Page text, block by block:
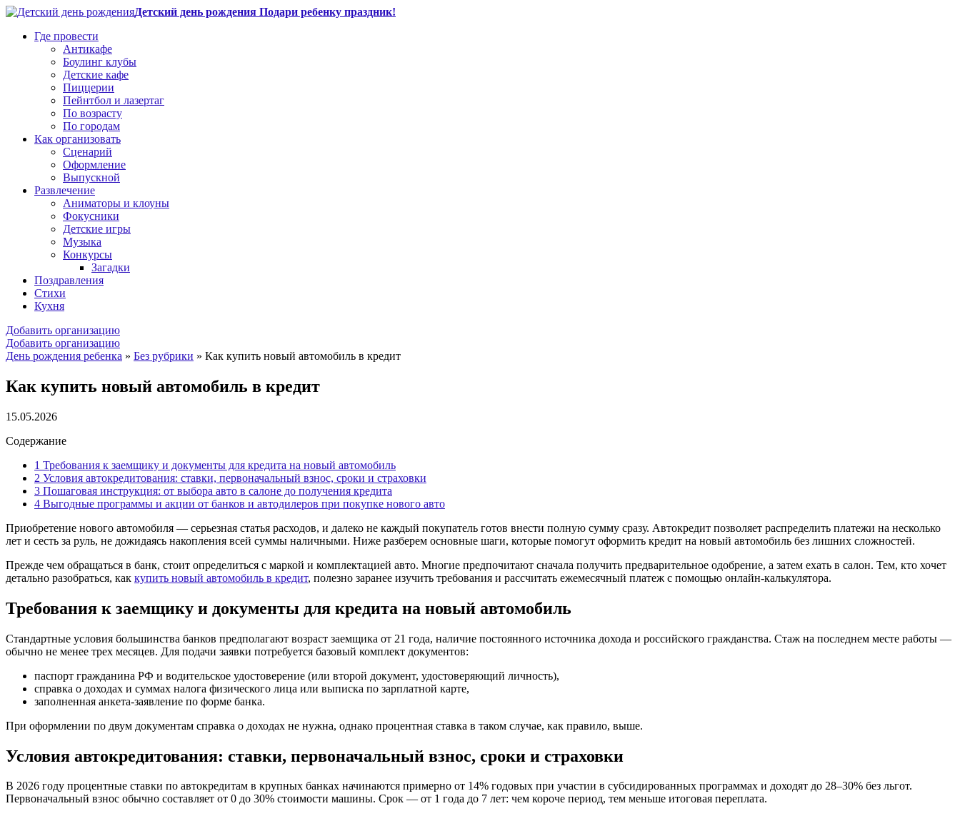
Детский день рождения Подари ребенку праздник!
Где провести
Антикафе
Боулинг клубы
Детские кафе
Пиццерии
Пейнтбол и лазертаг
По возрасту
По городам
Как организовать
Сценарий
Оформление
Выпускной
Развлечение
Аниматоры и клоуны
Фокусники
Детские игры
Музыка
Конкурсы
Загадки
Поздравления
Стихи
Кухня
Добавить организацию
Добавить организацию
День рождения ребенка » Без рубрики » Как купить новый автомобиль в кредит
Как купить новый автомобиль в кредит
15.05.2026
Содержание
1 Требования к заемщику и документы для кредита на новый автомобиль
2 Условия автокредитования: ставки, первоначальный взнос, сроки и страховки
3 Пошаговая инструкция: от выбора авто в салоне до получения кредита
4 Выгодные программы и акции от банков и автодилеров при покупке нового авто
Приобретение нового автомобиля — серьезная статья расходов, и далеко не каждый покупатель готов внести полную сумму сразу. Автокредит позволяет распределить платежи на несколько
лет и сесть за руль, не дожидаясь накопления всей суммы наличными. Ниже разберем основные шаги, которые помогут оформить кредит на новый автомобиль без лишних сложностей.
Прежде чем обращаться в банк, стоит определиться с маркой и комплектацией авто. Многие предпочитают сначала получить предварительное одобрение, а затем ехать в салон. Тем, кто хочет
детально разобраться, как купить новый автомобиль в кредит, полезно заранее изучить требования и рассчитать ежемесячный платеж с помощью онлайн-калькулятора.
Требования к заемщику и документы для кредита на новый автомобиль
Стандартные условия большинства банков предполагают возраст заемщика от 21 года, наличие постоянного источника дохода и российского гражданства. Стаж на последнем месте работы —
обычно не менее трех месяцев. Для подачи заявки потребуется базовый комплект документов:
паспорт гражданина РФ и водительское удостоверение (или второй документ, удостоверяющий личность),
справка о доходах и суммах налога физического лица или выписка по зарплатной карте,
заполненная анкета-заявление по форме банка.
При оформлении по двум документам справка о доходах не нужна, однако процентная ставка в таком случае, как правило, выше.
Условия автокредитования: ставки, первоначальный взнос, сроки и страховки
В 2026 году процентные ставки по автокредитам в крупных банках начинаются примерно от 14% годовых при участии в субсидированных программах и доходят до 28–30% без льгот.
Первоначальный взнос обычно составляет от 0 до 30% стоимости машины. Срок — от 1 года до 7 лет: чем короче период, тем меньше итоговая переплата.